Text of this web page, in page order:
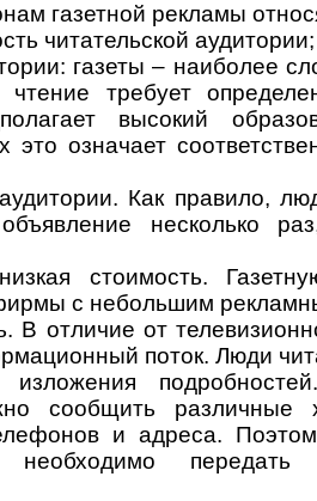
газетной рекламы
читательской аудитории;
газеты – наиболее
требует
высокий
это означает
Как правило,
несколько
стоимость.
с небольшим
В отличие от
поток. Люди
изложения
сообщить различные
и адреса.
необходимо передать